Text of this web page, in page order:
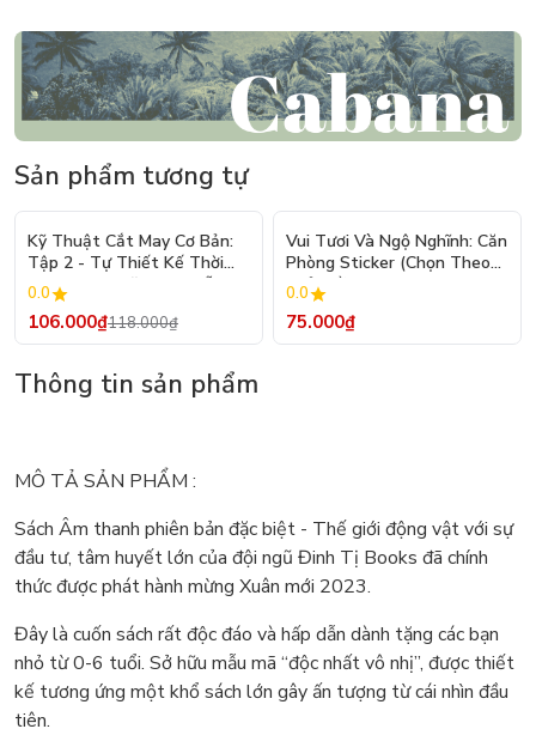
Sản phẩm tương tự
- 10%
Kỹ Thuật Cắt May Cơ Bản:
Tập 2 - Tự Thiết Kế Thời
Trang Nam Nữ - Tạo Mẫu
Rập - Kỹ Thuật Nhảy Size
0.0
106.000₫118.000₫
Vui Tươi Và Ngộ Nghĩnh: Căn
Phòng Sticker (Chọn Theo
Chủ Đề) - Hơn 250 Sticker
0.0
75.000₫
Thông tin sản phẩm
MÔ TẢ SẢN PHẨM :
Sách Âm thanh phiên bản đặc biệt - Thế giới động vật với sự
đầu tư, tâm huyết lớn của đội ngũ Đinh Tị Books đã chính
thức được phát hành mừng Xuân mới 2023.
Đây là cuốn sách rất độc đáo và hấp dẫn dành tặng các bạn
nhỏ từ 0-6 tuổi. Sở hữu mẫu mã “độc nhất vô nhị”, được thiết
kế tương ứng một khổ sách lớn gây ấn tượng từ cái nhìn đầu
tiên.